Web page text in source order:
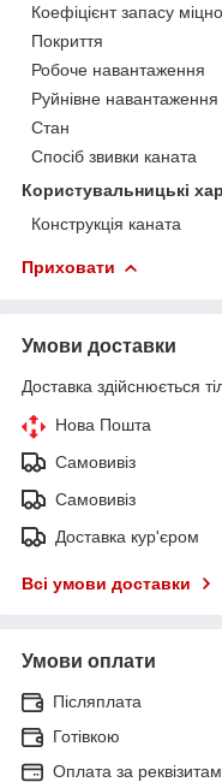
Коефіцієнт запасу
Покриття
Робоче навантаження
Руйнівне навантаження
Стан
Спосіб звивки каната
Користувальницькі
Конструкція каната
Приховати
Умови доставки
Доставка здійснюється
Нова Пошта
Самовивіз
Самовивіз
Доставка кур'єром
Всі умови доставки
Умови оплати
Післяплата
Готівкою
Оплата за